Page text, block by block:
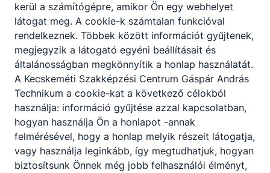
kerül a számítógépre, amikor Ön egy webhelyet
látogat meg. A cookie-k számtalan funkcióval
rendelkeznek. Többek között információt gyűjtenek,
megjegyzik a látogató egyéni beállításait és
általánosságban megkönnyítik a honlap használatát.
A Kecskeméti Szakképzési Centrum Gáspár András
Technikum a cookie-kat a következő célokból
használja: információ gyűjtése azzal kapcsolatban,
hogyan használja Ön a honlapot -annak
felmérésével, hogy a honlap melyik részeit látogatja,
vagy használja leginkább, így megtudhatjuk, hogyan
biztosítsunk Önnek még jobb felhasználói élményt,